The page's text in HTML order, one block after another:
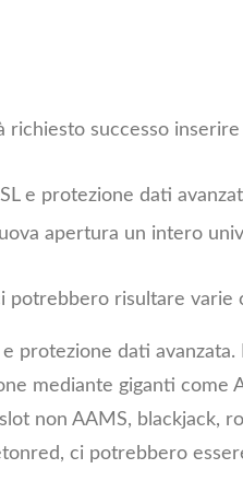
successo
e protezione dati
apertura un intero
potrebbero risultare varie
protezione dati
mediante giganti come
non AAMS, blackjack,
ci potrebbero